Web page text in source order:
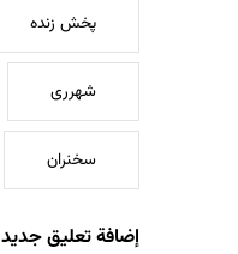
پخش زنده
شهرری
سخنران
إضافة تعليق جديد